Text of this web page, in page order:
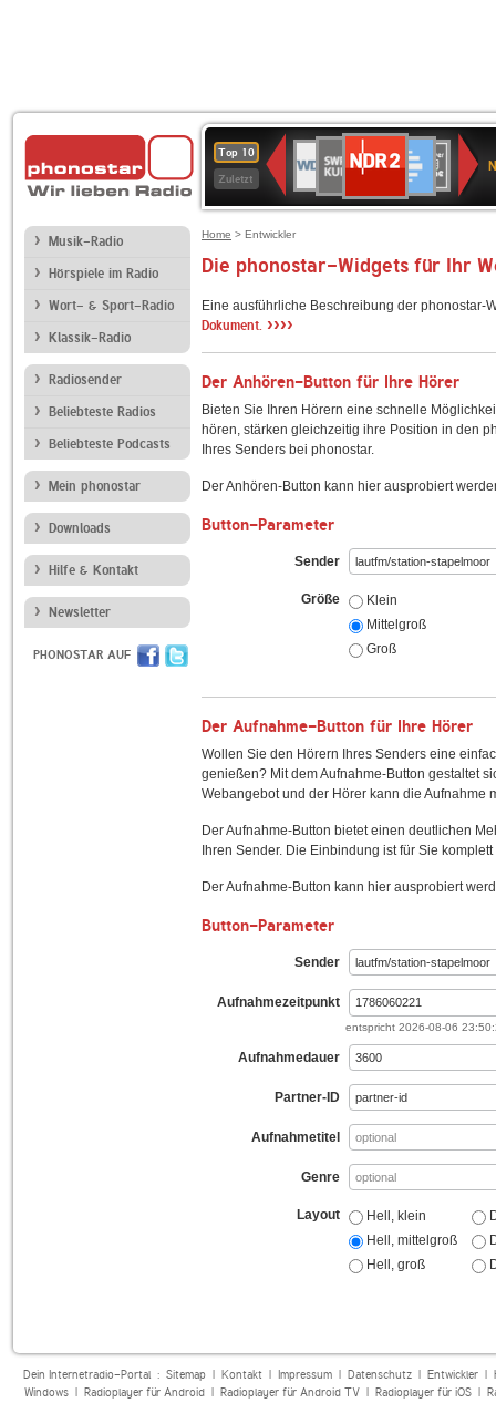
Top 10
Zuletzt
Deutschlandfunk
80er
90er
OLDIE
ANTENNE
SWR3
WDR
4
BR-
KLASSIK
Deutschlandfunk
Kultur
ANTENNE
BAYERN
2
Kultur
2
Musik-Radio
Hörspiele im Radio
Wort- & Sport-Radio
Klassik-Radio
Radiosender
Beliebteste Radios
Beliebteste Podcasts
Mein phonostar
Downloads
Hilfe & Kontakt
Newsletter
PHONOSTAR AUF
Home > Entwickler
Die phonostar-Widgets für Ihr
Eine ausführliche Beschreibung der
Dokument. ››››
Der Anhören-Button für Ihre Hörer
Bieten Sie Ihren Hörern eine schnelle
hören, stärken gleichzeitig ihre Position in den
Ihres Senders bei phonostar.
Der Anhören-Button kann hier ausprobiert
Button-Parameter
Sender
Größe
Klein
Mittelgroß
Groß
Der Aufnahme-Button für Ihre Hörer
Wollen Sie den Hörern Ihres Senders eine
genießen? Mit dem Aufnahme-Button gestaltet
Webangebot und der Hörer kann die Aufnahme
Der Aufnahme-Button bietet einen deutlichen
Ihren Sender. Die Einbindung ist für Sie
Der Aufnahme-Button kann hier ausprobiert
Button-Parameter
Sender
Aufnahmezeitpunkt
entspricht 2026-08-06
Aufnahmedauer
Partner-ID
Aufnahmetitel
Genre
Layout
Hell, klein
Hell, mittelgroß
Hell, groß
Dein Internetradio-Portal : Sitemap| Kontakt| Impressum| Datenschutz| Entwickler|
Windows| Radioplayer für Android| Radioplayer für Android TV| Radioplayer für iOS|